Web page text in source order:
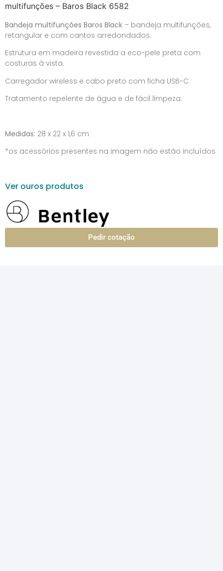
multifunções – Baros Black 6582
Bandeja multifunções Baros Black – bandeja multifunções,
retangular e com cantos arredondados.
Estrutura em madeira revestida a eco-pele preta com
costuras à vista.
Carregador wireless e cabo preto com ficha USB-C
Tratamento repelente de água e de fácil limpeza.
Medidas: 28 x 22 x 1,6 cm
*os acessórios presentes na imagem não estão incluídos
Ver ouros produtos
Pedir cotação